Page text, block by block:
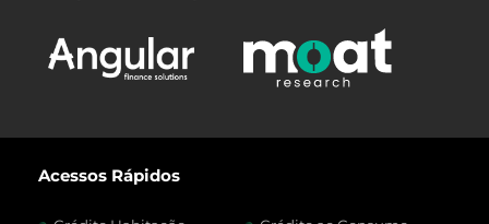
Acessos Rápidos